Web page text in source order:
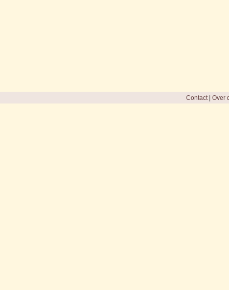
Contact| Over